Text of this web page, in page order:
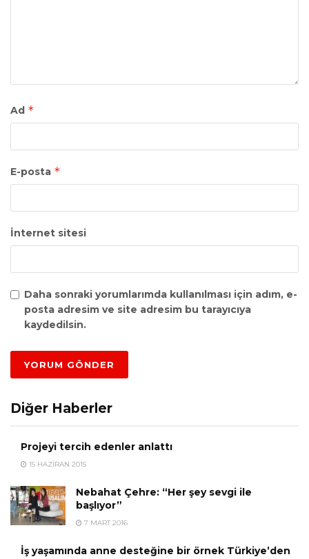
Ad *
E-posta *
İnternet sitesi
Daha sonraki yorumlarımda kullanılması için adım, e-
posta adresim ve site adresim bu tarayıcıya
kaydedilsin.
Diğer Haberler
Projeyi tercih edenler anlattı
15 HAZIRAN 2015
Nebahat Çehre: “Her şey sevgi ile
başlıyor”
7 MART 2016
İş yaşamında anne desteğine bir örnek Türkiye’den